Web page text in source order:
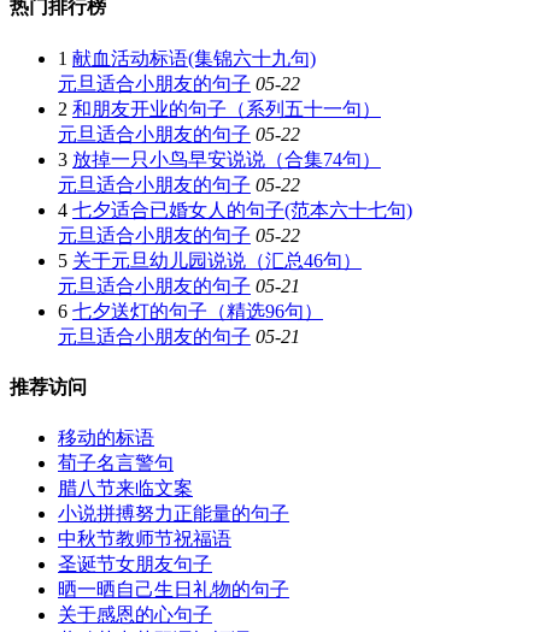
热门排行榜
1 献血活动标语(集锦六十九句)
元旦适合小朋友的句子 05-22
2 和朋友开业的句子（系列五十一句）
元旦适合小朋友的句子 05-22
3 放掉一只小鸟早安说说（合集74句）
元旦适合小朋友的句子 05-22
4 七夕适合已婚女人的句子(范本六十七句)
元旦适合小朋友的句子 05-22
5 关于元旦幼儿园说说（汇总46句）
元旦适合小朋友的句子 05-21
6 七夕送灯的句子（精选96句）
元旦适合小朋友的句子 05-21
推荐访问
移动的标语
荀子名言警句
腊八节来临文案
小说拼搏努力正能量的句子
中秋节教师节祝福语
圣诞节女朋友句子
晒一晒自己生日礼物的句子
关于感恩的心句子